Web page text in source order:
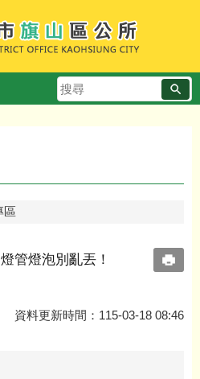
搜
尋
區
管燈泡別亂丟！
資料更新時間：115-03-18 08:46